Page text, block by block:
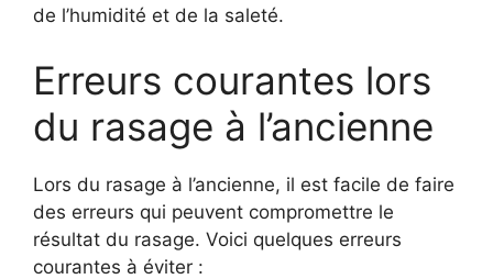
de l’humidité et de la saleté.
Erreurs courantes lors
du rasage à l’ancienne
Lors du rasage à l’ancienne, il est facile de faire
des erreurs qui peuvent compromettre le
résultat du rasage. Voici quelques erreurs
courantes à éviter :